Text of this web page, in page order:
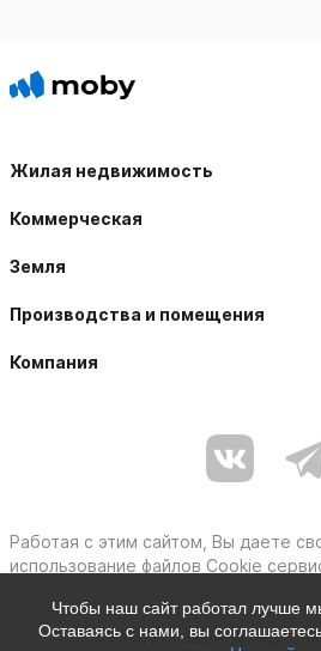
Чтобы наш сайт работал лучше
Оставаясь с нами, вы
Жилая недвижимость
Коммерческая
Земля
Производства и помещения
Компания
Работая с этим сайтом, Вы даете
использование файлов Cookie
Политика защиты